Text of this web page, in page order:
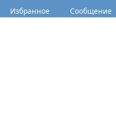
Избранное Сообщение